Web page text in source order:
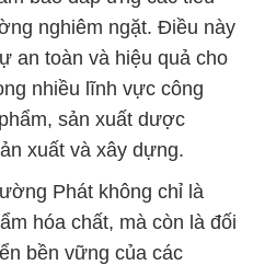
nghiêm ngặt. Điều này
an toàn và hiệu quả cho
nhiều lĩnh vực công
sản xuất dược
xuất và xây dựng.
Phát không chỉ là
hóa chất, mà còn là đối
bền vững của các